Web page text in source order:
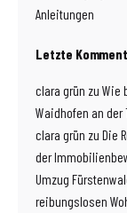
Anleitungen
Letzte
clara grün zu Wie
Waidhofen an der
clara grün zu Die
der
Umzug
reibungslosen